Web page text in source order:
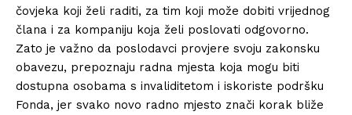
čovjeka koji želi raditi, za tim koji može dobiti vrijednog
člana i za kompaniju koja želi poslovati odgovorno.
Zato je važno da poslodavci provjere svoju zakonsku
obavezu, prepoznaju radna mjesta koja mogu biti
dostupna osobama s invaliditetom i iskoriste podršku
Fonda, jer svako novo radno mjesto znači korak bliže